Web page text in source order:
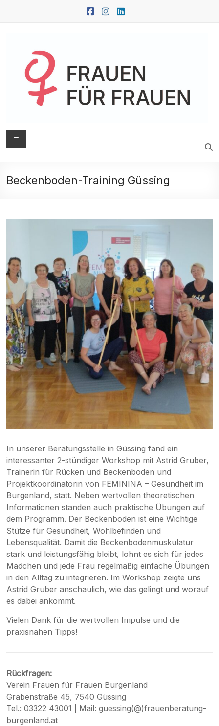
FRAUEN
FRAUEN
Menü
Beckenboden-Training Güssing
In unserer Beratungsstelle in Güssing fand ein
interessanter 2-stündiger Workshop mit Astrid Gruber,
Trainerin für Rücken und Beckenboden und
Projektkoordinatorin von FEMININA – Gesundheit im
Burgenland, statt. Neben wertvollen theoretischen
Informationen standen auch praktische Übungen auf
dem Programm. Der Beckenboden ist eine Wichtige
Stütze für Gesundheit, Wohlbefinden und
Lebensqualität. Damit die Beckenbodenmuskulatur
stark und leistungsfähig bleibt, lohnt es sich für jedes
Mädchen und jede Frau regelmäßig einfache Übungen
in den Alltag zu integrieren. Im Workshop zeigte uns
Astrid Gruber anschaulich, wie das gelingt und worauf
es dabei ankommt.
Vielen Dank für die wertvollen Impulse und die
praxisnahen Tipps!
Rückfragen:
Verein Frauen für Frauen Burgenland
Grabenstraße 45, 7540 Güssing
Tel.: 03322 43001 | Mail: guessing(@)frauenberatung-
burgenland.at